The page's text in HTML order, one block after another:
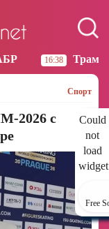
США больше не
Спорт
Could
not
load
Free
2026 с